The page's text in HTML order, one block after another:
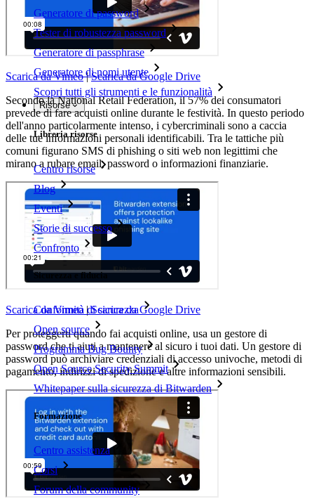
Generatore di password
Tester di robustezza password
Generatore di passphrase
Generatore di nomi utente
Scopri tutti gli strumenti e le funzionalità
Risorse
Libreria risorse
Centro risorse
Blog
Eventi
Storie di successo
Confronto
Sicurezza e fiducia
Conformità di sicurezza
Open source
Programma Bug Bounty
Open Source Security Summit
Whitepaper sulla sicurezza di Bitwarden
Formazione
Centro assistenza
Corsi
Forum della community
Scarica da Vimeo|Scarica da Google Drive
Secondo la National Retail Federation, il 57% dei consumatori
prevede di fare acquisti online durante le festività. In questo periodo
dell'anno particolarmente intenso, i cybercriminali sono a caccia
delle tue informazioni personali identificabili. Tra le tattiche più
comuni figurano SMS di phishing o siti web non legittimi che
mirano a rubare email, password o informazioni finanziarie.
Scarica da Vimeo |Scarica da Google Drive
Per proteggerti quando fai acquisti online, usa un gestore di
password che ti aiuti a mantenere al sicuro i tuoi dati. Un gestore di
password può archiviare credenziali di accesso univoche, metodi di
pagamento, indirizzi di spedizione e altre informazioni sensibili.